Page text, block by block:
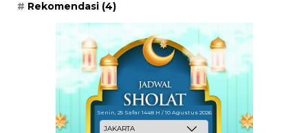
Rekomendasi (4)
Senin, 25 Safar 1448 H / 10 Agustus 2026